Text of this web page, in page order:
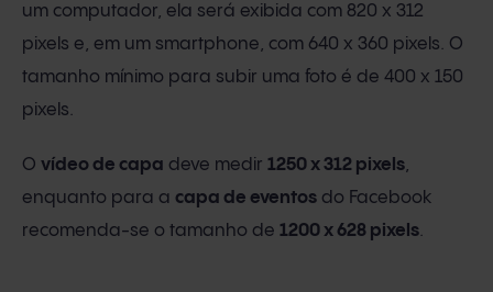
um computador, ela será exibida com 820 x 312
pixels e, em um smartphone, com 640 x 360 pixels. O
tamanho mínimo para subir uma foto é de 400 x 150
pixels.
O vídeo de capa deve medir 1250 x 312 pixels,
enquanto para a capa de eventos do Facebook
recomenda-se o tamanho de 1200 x 628 pixels.